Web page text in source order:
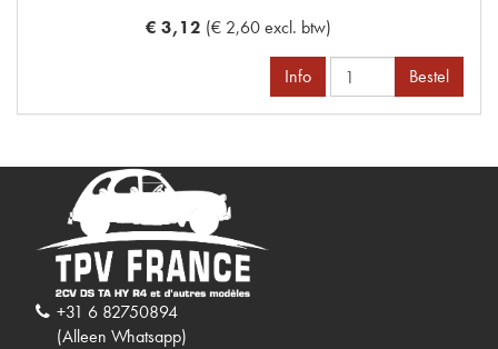
€ 3,12 (€ 2,60 excl. btw)
Info Bestel
+31 6 82750894
(Alleen Whatsapp)